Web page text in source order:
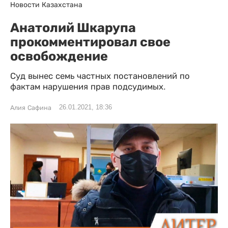
Новости Казахстана
Анатолий Шкарупа
прокомментировал свое
освобождение
Суд вынес семь частных постановлений по
фактам нарушения прав подсудимых.
Алия Сафина 26.01.2021, 18:36